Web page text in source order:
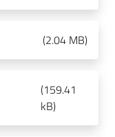
(2.04 MB)
(159.41
kB)